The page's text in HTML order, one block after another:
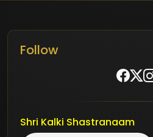
Follow
Shri Kalki Shastranaam